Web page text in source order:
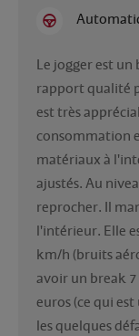
Le jogger est
rapport qualité
est très
consommation
matériaux à
ajustés. Au
reprocher. Il
l'intérieur. Elle
km/h (bruits
avoir un break 7
euros (ce qui
les quelques